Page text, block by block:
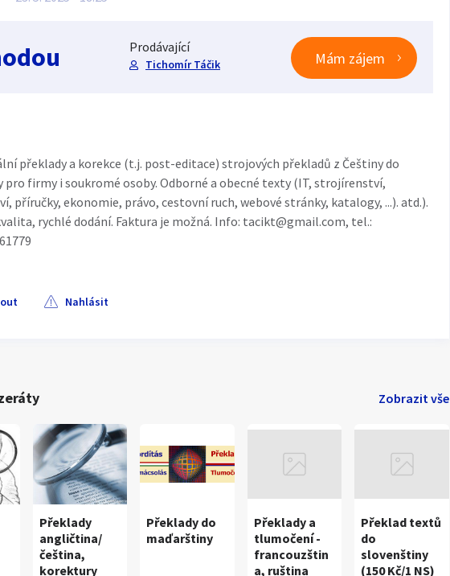
Sdílet na Facebooku
Prodávající
Tichomír Táčik Mám zájem
překlady a korekce (t.j. post-editace) strojových překladů z Češtiny do
pro firmy i soukromé osoby. Odborné a obecné texty (IT, strojírenství,
příručky, ekonomie, právo, cestovní ruch, webové stránky, katalogy, ...). atd.).
rychlé dodání. Faktura je možná. Info: tacikt@gmail.com, tel.:
Nahlásit
Zobrazit vše
Překlady
angličtina/
čeština,
korektury
Překlady do
maďarštiny
Překlady a
tlumočení -
francouzštin
a, ruština
Překlad textů
do
slovenštiny
(150 Kč/1 NS)